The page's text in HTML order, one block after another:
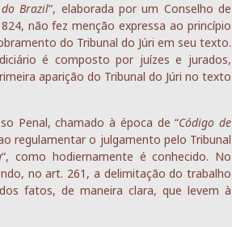
Brazil“, elaborada por um Conselho de
não fez menção expressa ao princípio
do Tribunal do Júri em seu texto.
é composto por juízes e jurados,
aparição do Tribunal do Júri no texto
Penal, chamado à época de “Código de
regulamentar o julgamento pelo Tribunal
“, como hodiernamente é conhecido. No
no art. 261, a delimitação do trabalho
fatos, de maneira clara, que levem à